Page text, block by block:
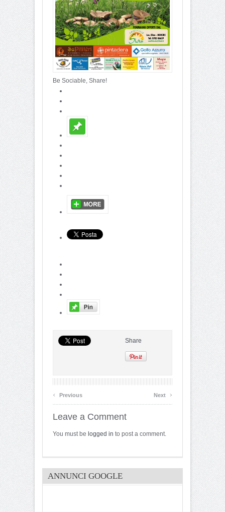
Be Sociable, Share!
Share
‹ Previous Next ›
Leave a Comment
You must be logged in to post a comment.
ANNUNCI GOOGLE